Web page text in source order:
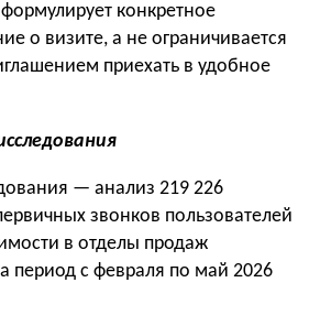
конкретное
о визите, а не ограничивается
приехать в удобное
— анализ 219 226
звонков пользователей
в отделы продаж
период с февраля по май 2026